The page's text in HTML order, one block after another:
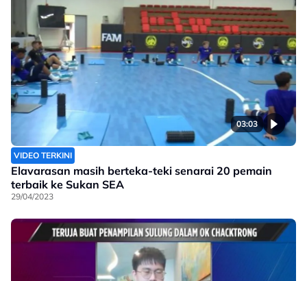
03:03
VIDEO TERKINI
Elavarasan masih berteka-teki senarai 20 pemain
terbaik ke Sukan SEA
29/04/2023